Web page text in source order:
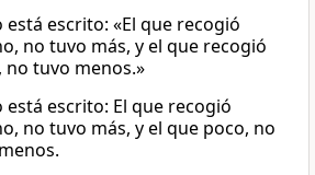
está escrito: «El que recogió
no tuvo más, y el que recogió
no tuvo menos.»
está escrito: El que recogió
no tuvo más, y el que poco, no